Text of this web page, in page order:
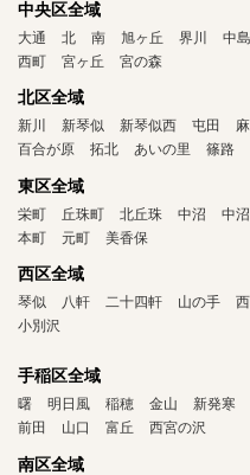
中央区全域
大通 北 南 旭ヶ丘 界川 中
西町
宮ヶ丘 宮の森
北区全域
新川 新琴似 新琴似西 屯田
百合が原
拓北 あいの里 篠路
東区全域
栄町 丘珠町 北丘珠 中沼 中
本町
元町 美香保
西区全域
琴似 八軒 二十四軒 山の手
小別沢
手稲区全域
曙 明日風 稲穂 金山 新発寒
前田
山口 富丘 西宮の沢
南区全域